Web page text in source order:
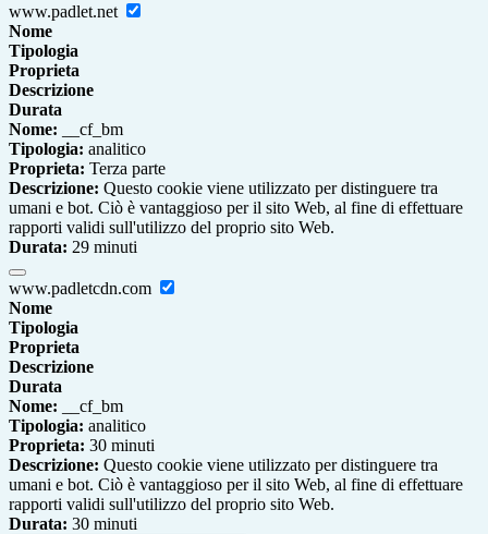
www.padlet.net
Nome
Tipologia
Proprieta
Descrizione
Durata
Nome: __cf_bm
Tipologia: analitico
Proprieta: Terza parte
Descrizione: Questo cookie viene utilizzato per distinguere tra
umani e bot. Ciò è vantaggioso per il sito Web, al fine di effettuare
rapporti validi sull'utilizzo del proprio sito Web.
Durata: 29 minuti
www.padletcdn.com
Nome
Tipologia
Proprieta
Descrizione
Durata
Nome: __cf_bm
Tipologia: analitico
Proprieta: 30 minuti
Descrizione: Questo cookie viene utilizzato per distinguere tra
umani e bot. Ciò è vantaggioso per il sito Web, al fine di effettuare
rapporti validi sull'utilizzo del proprio sito Web.
Durata: 30 minuti